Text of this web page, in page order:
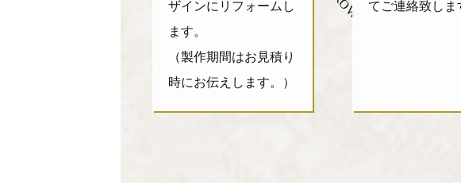
ザインにリフォームし
ます。
（製作期間はお見積り
時にお伝えします。）
てご連絡致しま